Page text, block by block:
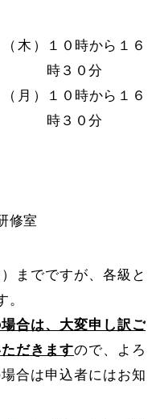
木）
１０時から１６
時３０分
月）
１０時から１６
時３０分
修室
までですが、各級と
合は、大変申し訳ご
だきますので、よろ
合は申込者にはお知